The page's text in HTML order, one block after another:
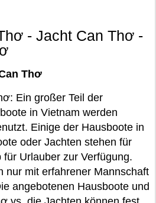
- Jacht Can Thơ -
Thơ
Ein großer Teil der
in Vietnam werden
Einige der Hausboote in
oder Jachten stehen für
Urlauber zur Verfügung.
nur mit erfahrener Mannschaft
angebotenen Hausboote und